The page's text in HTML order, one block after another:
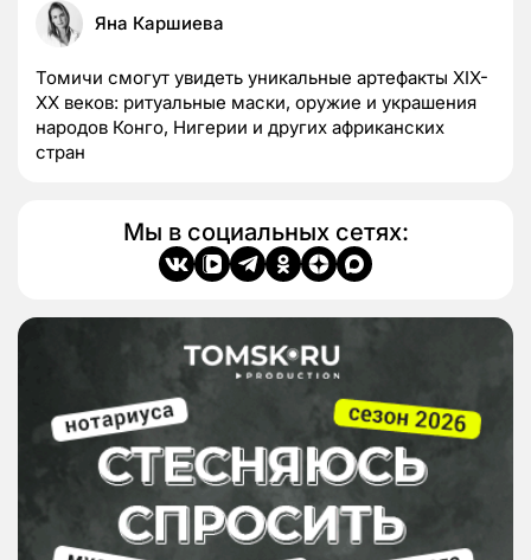
Яна Каршиева
Томичи смогут увидеть уникальные артефакты XIX-
XX веков: ритуальные маски, оружие и украшения
народов Конго, Нигерии и других африканских
стран
Мы в социальных сетях: